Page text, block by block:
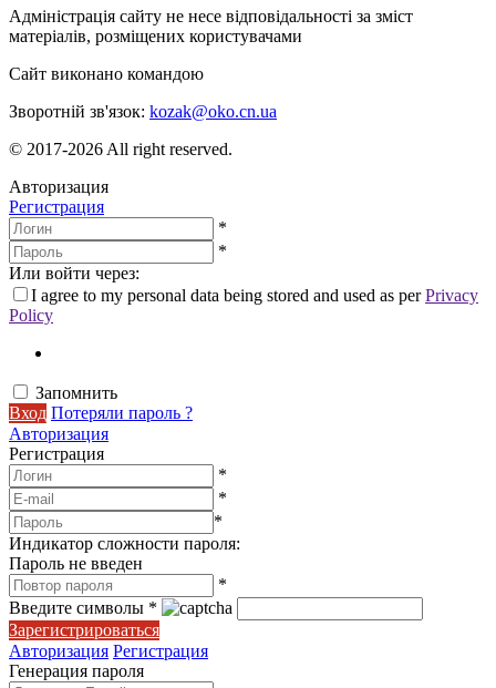
Адміністрація сайту не несе відповідальності за зміст
матеріалів, розміщених користувачами
Сайт виконано командою
Зворотній зв'язок: kozak@oko.cn.ua
© 2017-2026 All right reserved.
Авторизация
Регистрация
*
*
Или войти через:
I agree to my personal data being stored and used as perPrivacy
Policy
Запомнить
Вход Потеряли пароль ?
Авторизация
Регистрация
*
*
*
Индикатор сложности пароля:
Пароль не введен
*
Введите символы *
Зарегистрироваться
Авторизация Регистрация
Генерация пароля